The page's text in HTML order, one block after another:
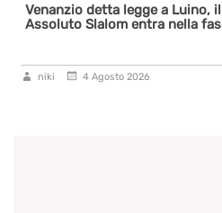
Venanzio detta legge a Luino,
Assoluto Slalom entra nella
niki 4 Agosto 2026